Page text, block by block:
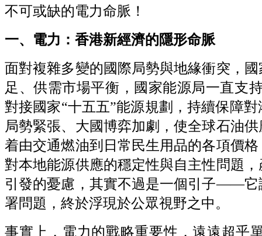
不可或缺的電力命脈！
一、電力：香港新經濟的隱形命脈
面對複雜多變的國際局勢與地緣衝突，
足、供需市場平衡，國家能源局一直支
對接國家“十五五”能源規劃，持續保障
局勢緊張、大國博弈加劇，使全球石油
着由交通燃油到日常民生用品的各項價
對本地能源供應的穩定性與自主性問題
引發的憂慮，其實不過是一個引子——它
署問題，終於浮現於公眾視野之中。
事實上，電力的戰略重要性，遠遠超乎